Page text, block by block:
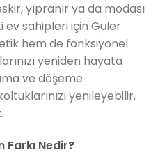
yıpranır ya da modası
ev sahipleri için Güler
hem de fonksiyonel
yeniden hayata
ve döşeme
yenileyebilir,
Farkı Nedir?